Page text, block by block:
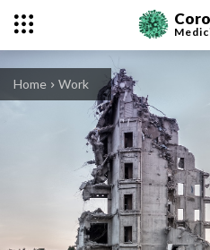
Home Work